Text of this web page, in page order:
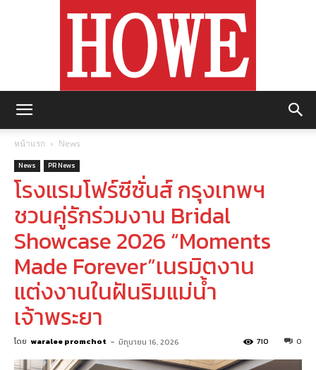
หน้าแรก News
News PR News
โรงแรมโฟร์ซีซั่นส์ กรุงเทพฯ
ชวนคู่รักร่วมงาน Bridal
Showcase 2026 “Moments
Made Forever”เนรมิตงาน
แต่งงานในฝันริมแม่น้ำ
เจ้าพระยา
โดย waralee promchot - มิถุนายน 16, 2026 0
710